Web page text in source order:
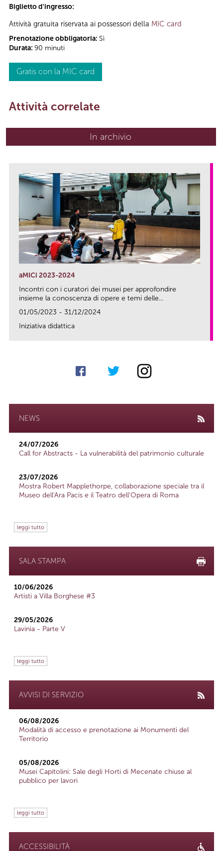
Biglietto d'ingresso:
Attività gratuita riservata ai possessori della MIC card
Prenotazione obbligatoria: Sì
Durata: 90 minuti
Gratis con la MIC card
Attività correlate
In archivio
aMICi 2023-2024
Incontri con i curatori dei musei per approfondire
insieme la conoscenza di opere e temi delle...
01/05/2023 - 31/12/2024
Iniziativa didattica
NEWS
24/07/2026
Call for Abstracts - La vulnerabilità del patrimonio culturale
23/07/2026
Mostra Robert Mapplethorpe, collaborazione speciale tra il
Museo dell'Ara Pacis e il Teatro dell'Opera di Roma
leggi tutto
SALA STAMPA
10/06/2026
Artisti a Villa Borghese #3
29/05/2026
Lavinia - Parte V
leggi tutto
AVVISI DI SERVIZIO
06/08/2026
Modalità di accesso e prenotazione ai Monumenti del
Territorio
05/08/2026
Musei Capitolini: Sale degli Horti di Mecenate chiuse al
pubblico per lavori
leggi tutto
ACCESSIBILITÀ